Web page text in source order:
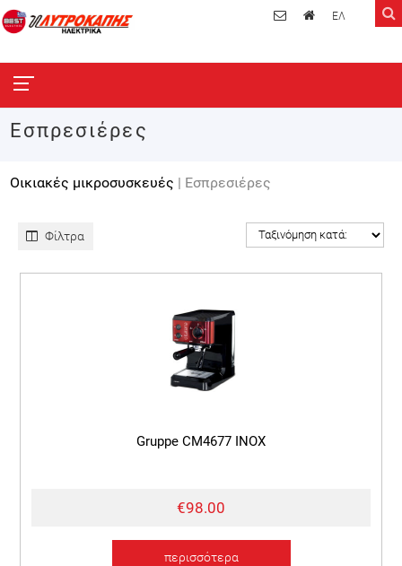
ΕΛ
Εσπρεσιέρες
Οικιακές μικροσυσκευές | Εσπρεσιέρες
Φίλτρα
Gruppe CM4677 INOX
€98.00
περισσότερα